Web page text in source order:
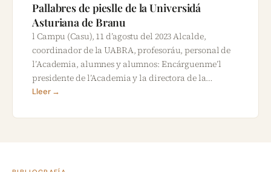
Pallabres de pieslle de la Universidá
Asturiana de Branu
l Campu (Casu), 11 d’agostu del 2023 Alcalde,
coordinador de la UABRA, profesoráu, personal de
l’Academia, alumnes y alumnos: Encárguenme’l
presidente de l’Academia y la directora de la…
Lleer →